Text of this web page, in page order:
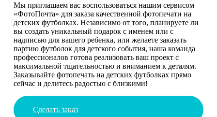
Мы приглашаем вас воспользоваться нашим сервисом
«ФотоПочта» для заказа качественной фотопечати на
детских футболках. Независимо от того, планируете ли
вы создать уникальный подарок с именем или с
надписью для вашего ребенка, или желаете заказать
партию футболок для детского события, наша команда
профессионалов готова реализовать ваш проект с
максимальной тщательностью и вниманием к деталям.
Заказывайте фотопечать на детских футболках прямо
сейчас и делитесь радостью с близкими!
Сделать заказ